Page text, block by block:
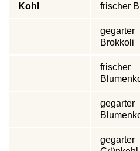
Kohl frischer
gegarter
Brokkoli
frischer
gegarter
gegarter